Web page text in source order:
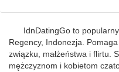
IdnDatingGo to
Regency, Indonezja.
związku, małżeństwa i flirtu.
mężczyznom i kobietom